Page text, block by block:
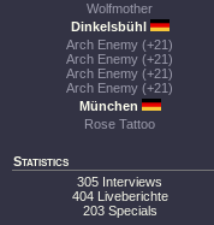
Wolfmother
Dinkelsbühl
Arch Enemy (+21)
Arch Enemy (+21)
Arch Enemy (+21)
Arch Enemy (+21)
München
Rose Tattoo
Statistics
305 Interviews
404 Liveberichte
203 Specials